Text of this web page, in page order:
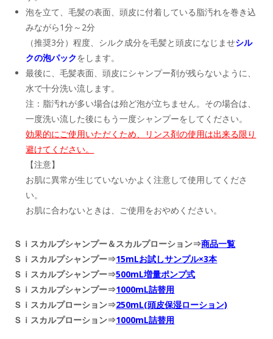
泡を立て、毛髪の表面、頭皮に付着している脂汚れを巻き込
みながら1分～2分
（推奨3分）程度、シルク成分を毛髪と頭皮になじませシル
クの泡パックをします。
最後に、毛髪表面、頭皮にシャンプー剤が残らないように、
水で十分洗い流します。
注：脂汚れが多い場合は殆ど泡が立ちません。その場合は、
一度洗い流した後にもう一度シャンプーをしてください。
効果的にご使用いただくため、リンス剤の使用は出来る限り
避けてください。
【注意】
お肌に異常が生じていないかよく注意して使用してくださ
い。
お肌に合わないときは、ご使用をおやめください。
Ｓｉスカルプシャンプー＆スカルプローション⇒商品一覧
Ｓｉスカルプシャンプー⇒15mLお試しサンプル×3本
Ｓｉスカルプシャンプー⇒500mL増量ポンプ式
Ｓｉスカルプシャンプー⇒1000mL詰替用
Ｓｉスカルプローション⇒250mL(頭皮保湿ローション)
Ｓｉスカルプローション⇒1000mL詰替用